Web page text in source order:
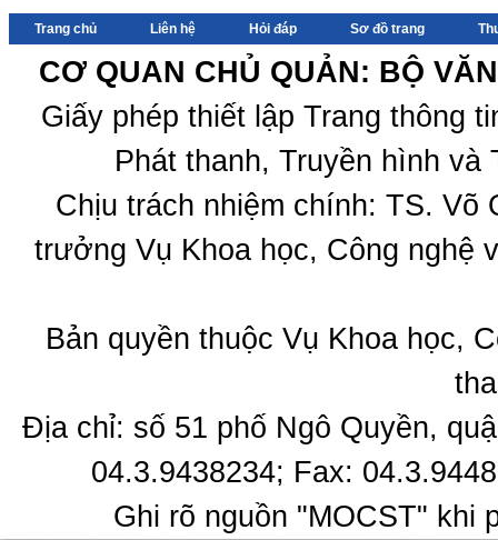
Trang chủ Liên hệ Hỏi đáp Sơ đồ trang
CƠ QUAN CHỦ QUẢN: BỘ
Giấy phép thiết lập Trang thông
Phát thanh, Truyền hình
Chịu trách nhiệm chính: TS.
trưởng Vụ Khoa học, Công nghệ
Bản quyền thuộc Vụ Khoa học,
Địa chỉ: số 51 phố Ngô Quyền,
04.3.9438234; Fax:
Ghi rõ nguồn "MOCST" khi